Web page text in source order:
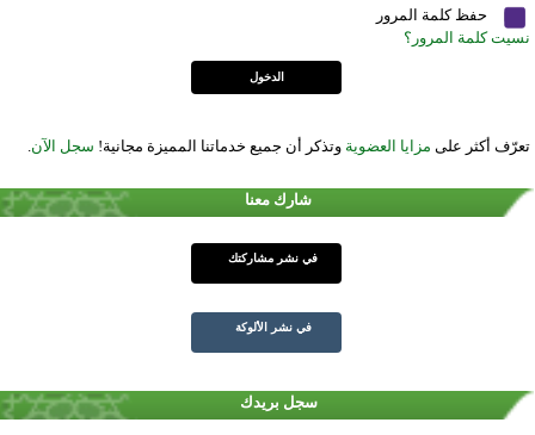
حفظ كلمة المرور
نسيت كلمة المرور؟
تعرّف أكثر على مزايا العضوية وتذكر أن جميع خدماتنا المميزة مجانية! سجل الآن
شارك معنا
في نشر مشاركتك
في نشر الألوكة
سجل بريدك